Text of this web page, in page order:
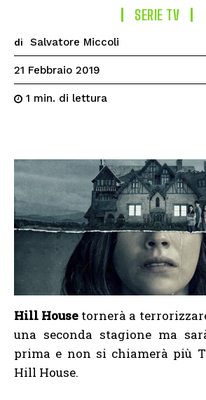
SERIE TV
di Salvatore Miccoli
21 Febbraio 2019
1 min. di lettura
Hill House tornerà a
una seconda stagione ma
prima e non si chiamerà più
Hill House.